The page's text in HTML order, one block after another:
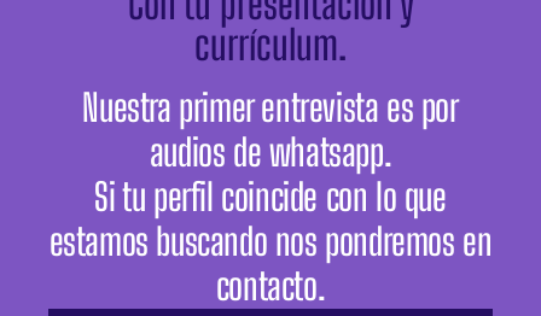
currículum.​
Nuestra primer entrevista es por
audios de whatsapp.
Si tu perfil coincide con lo que
estamos buscando nos pondremos en
contacto.